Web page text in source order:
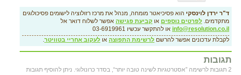
ד"ר ירדן לוינסקי הוא פסיכיאטר מומחה, מנהל את מרכז רזולוציה לישומים פסיכולוגים
מתקדמים. לפרטים נוספים או קביעת פגישה אפשר לשלוח דואר אל
info@resolution.co.il או להתקשר עכשיו 03-6919961
לקבלת עדכונים אפשר להרשם לרשימת התפוצה או לעקוב אחריי בטוויטר.
תגובות
2 תגובות לרשימה ”אסטרטגיות לשינה טובה יותר“, בסדר כרונולוגי. ניתן להוסיף תגובות